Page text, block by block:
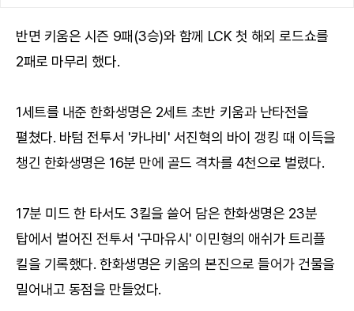
반면 키움은 시즌 9패(3승)와 함께 LCK 첫 해외 로드쇼를
2패로 마무리 했다.
1세트를 내준 한화생명은 2세트 초반 키움과 난타전을
펼쳤다. 바텀 전투서 '카나비' 서진혁의 바이 갱킹 때 이득을
챙긴 한화생명은 16분 만에 골드 격차를 4천으로 벌렸다.
17분 미드 한 타서도 3킬을 쓸어 담은 한화생명은 23분
탑에서 벌어진 전투서 '구마유시' 이민형의 애쉬가 트리플
킬을 기록했다. 한화생명은 키움의 본진으로 들어가 건물을
밀어내고 동점을 만들었다.